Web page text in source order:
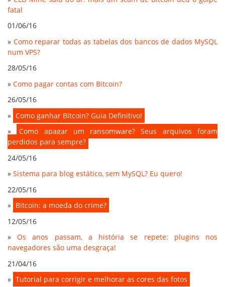
fatal
01/06/16
» Como reparar todas as tabelas dos bancos de dados MySQL
num VPS?
28/05/16
» Como pagar contas com Bitcoin?
26/05/16
» Como ganhar Bitcoin? Guia Definitivo!
»
Como apagar um ransomware? Seus arquivos foram
perdidos para sempre?
24/05/16
» Sistema para blog estático, sem MySQL? Eu quero!
22/05/16
» Bitcoin: a moeda do crime?
12/05/16
»Os anos passam, a história se repete: plugins nos
navegadores são uma desgraça!
21/04/16
» Tutorial para corrigir e melhorar as cores das fotos